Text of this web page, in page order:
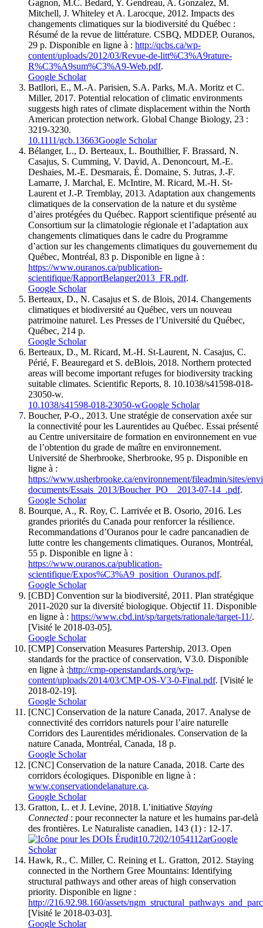
Gagnon, M.C. Bedard, Y. Gendreau, A. Gonzalez, M.
Mitchell, J. Whiteley et A. Larocque, 2012. Impacts des
changements climatiques sur la biodiversité du Québec :
Résumé de la revue de littérature. CSBQ, MDDEP, Ouranos,
29 p. Disponible en ligne à : http://qcbs.ca/wp-
content/uploads/2012/03/Revue-de-litt%C3%A9rature-
R%C3%A9sum%C3%A9-Web.pdf.
Google Scholar
Batllori, E., M.-A. Parisien, S.A. Parks, M.A. Moritz et C.
Miller, 2017. Potential relocation of climatic environments
suggests high rates of climate displacement within the North
American protection network. Global Change Biology, 23 :
3219-3230.
10.1111/gcb.13663Google Scholar
Bélanger, L., D. Berteaux, L. Bouthillier, F. Brassard, N.
Casajus, S. Cumming, V. David, A. Denoncourt, M.-E.
Deshaies, M.-E. Desmarais, É. Domaine, S. Jutras, J.-F.
Lamarre, J. Marchal, E. McIntire, M. Ricard, M.-H. St-
Laurent et J.-P. Tremblay, 2013. Adaptation aux changements
climatiques de la conservation de la nature et du système
d’aires protégées du Québec. Rapport scientifique présenté au
Consortium sur la climatologie régionale et l’adaptation aux
changements climatiques dans le cadre du Programme
d’action sur les changements climatiques du gouvernement du
Québec, Montréal, 83 p. Disponible en ligne à :
https://www.ouranos.ca/publication-
scientifique/RapportBelanger2013_FR.pdf.
Google Scholar
Berteaux, D., N. Casajus et S. de Blois, 2014. Changements
climatiques et biodiversité au Québec, vers un nouveau
patrimoine naturel. Les Presses de l’Université du Québec,
Québec, 214 p.
Google Scholar
Berteaux, D., M. Ricard, M.-H. St-Laurent, N. Casajus, C.
Périé, F. Beauregard et S. deBlois, 2018. Northern protected
areas will become important refuges for biodiversity tracking
suitable climates. Scientific Reports, 8. 10.1038/s41598-018-
23050-w.
10.1038/s41598-018-23050-wGoogle Scholar
Boucher, P-O., 2013. Une stratégie de conservation axée sur
la connectivité pour les Laurentides au Québec. Essai présenté
au Centre universitaire de formation en environnement en vue
de l’obtention du grade de maître en environnement.
Université de Sherbrooke, Sherbrooke, 95 p. Disponible en
ligne à :
https://www.usherbrooke.ca/environnement/fileadmin/sites/
documents/Essais_2013/Boucher_PO__2013-07-14_.pdf.
Google Scholar
Bourque, A., R. Roy, C. Larrivée et B. Osorio, 2016. Les
grandes priorités du Canada pour renforcer la résilience.
Recommandations d’Ouranos pour le cadre pancanadien de
lutte contre les changements climatiques. Ouranos, Montréal,
55 p. Disponible en ligne à :
https://www.ouranos.ca/publication-
scientifique/Expos%C3%A9_position_Ouranos.pdf.
Google Scholar
[CBD] Convention sur la biodiversité, 2011. Plan stratégique
2011-2020 sur la diversité biologique. Objectif 11. Disponible
en ligne à : https://www.cbd.int/sp/targets/rationale/target-11/.
[Visité le 2018-03-05].
Google Scholar
[CMP] Conservation Measures Partership, 2013. Open
standards for the practice of conservation, V3.0. Disponible
en ligne à :http://cmp-openstandards.org/wp-
content/uploads/2014/03/CMP-OS-V3-0-Final.pdf. [Visité le
2018-02-19].
Google Scholar
[CNC] Conservation de la nature Canada, 2017. Analyse de
connectivité des corridors naturels pour l’aire naturelle
Corridors des Laurentides méridionales. Conservation de la
nature Canada, Montréal, Canada, 18 p.
Google Scholar
[CNC] Conservation de la nature Canada, 2018. Carte des
corridors écologiques. Disponible en ligne à :
www.conservationdelanature.ca.
Google Scholar
Gratton, L. et J. Levine, 2018. L’initiative Staying
Connected : pour reconnecter la nature et les humains par-delà
des frontières. Le Naturaliste canadien, 143 (1) : 12-17.
10.7202/1054112arGoogle
Scholar
Hawk, R., C. Miller, C. Reining et L. Gratton, 2012. Staying
connected in the Northern Gree Mountains: Identifying
structural pathways and other areas of high conservation
priority. Disponible en ligne :
http://216.92.98.160/assets/
[Visité le 2018-03-03].
Google Scholar